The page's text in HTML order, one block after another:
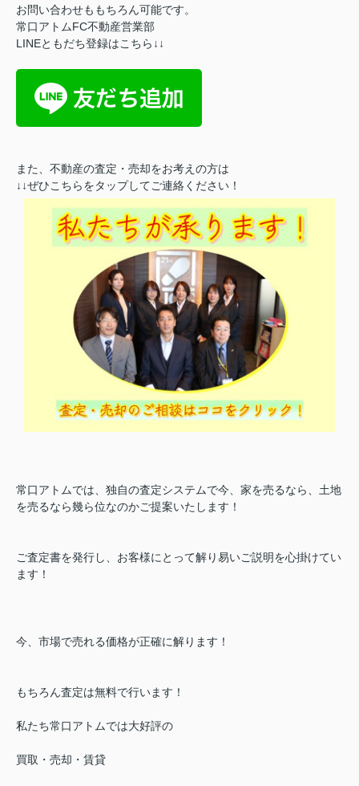
お問い合わせももちろん可能です。
常口アトムFC不動産営業部
LINEともだち登録はこちら↓↓
また、不動産の査定・売却をお考えの方は
↓↓ぜひこちらをタップしてご連絡ください！
常口アトムでは、独自の査定システムで今、家を売るなら、土地
を売るなら幾ら位なのかご提案いたします！
ご査定書を発行し、お客様にとって解り易いご説明を心掛けてい
ます！
今、市場で売れる価格が正確に解ります！
もちろん査定は無料で行います！
私たち常口アトムでは大好評の
買取・売却・賃貸